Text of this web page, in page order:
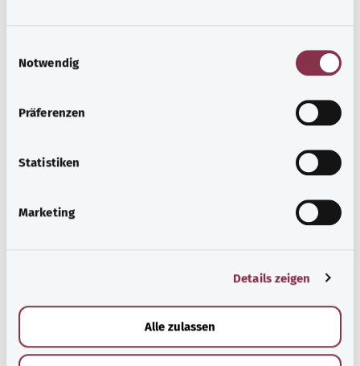
Notwendig
Präferenzen
Statistiken
Marketing
Details zeigen
Alle zulassen
Источник
hab’ ich? GmbH по поручению Bundesministerium für
gesund.bund.de
Bundesministerium für